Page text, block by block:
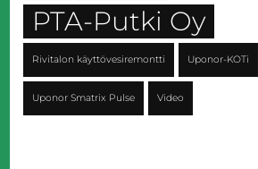
PTA-Putki Oy
Rivitalon käyttövesiremontti Uponor-KOTi
Uponor Smatrix Pulse Video